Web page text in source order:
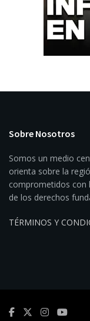
Sobre Nosotros
Somos un medio
orienta sobre la
comprometidos con
de los derechos
TÉRMINOS Y